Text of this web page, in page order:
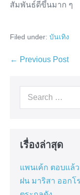
สัมพันธ์ดีขึ้นมาก ๆ
Filed under: บันเทิง
Post
← Previous Post
Search
เรื่องล่าสุด
แพนเค้ก ตอบแล้
ฝน มาริสา ออกโ